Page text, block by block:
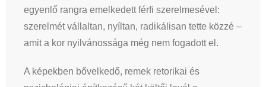
egyenlő rangra emelkedett férfi szerelmesével:
szerelmét vállaltan, nyíltan, radikálisan tette közzé –
amit a kor nyilvánossága még nem fogadott el.
A képekben bővelkedő, remek retorikai és